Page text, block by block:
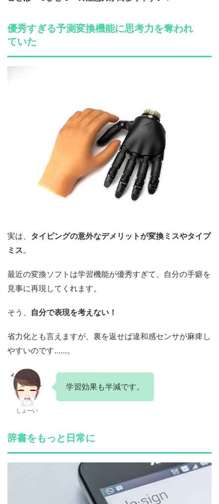
優秀すぎる予測変換機能に思考力を奪われ
ていた
実は、 タイピングの意外なデメリットが変換ミスやタイプ
ミス。
最近の変換ソフトは学習機能が優秀すぎて、自分の手癖を
見事に再現してくれます。
そう、 自分で表現を考えない！
省力化とも言えますが、裏を返せば違和感センサが麻痺し
やすいのです……。
しょーい
学習効果も半減です。
辞書をもっと日常に